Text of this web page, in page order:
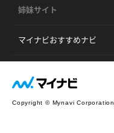
姉妹サイト
マイナビおすすめナビ
Copyright © Mynavi Corporation